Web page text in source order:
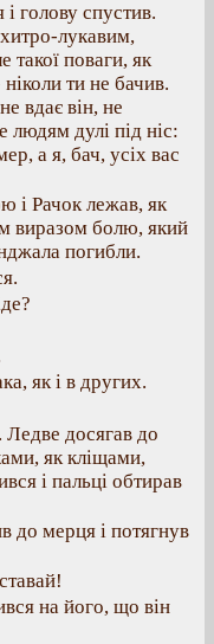
голову спустив.
лукавим,
такої поваги, як
ти не бачив.
вдає він, не
людям дулі під ніс:
а я, бач, усіх вас
і Рачок лежав, як
виразом болю, який
погибли.
як і в других.
Ледве досягав до
як кліщами,
і пальці обтирав
до мерця і потягнув
на його, що він